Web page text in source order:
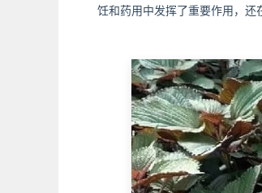
饪和药用中发挥了重要作用，还